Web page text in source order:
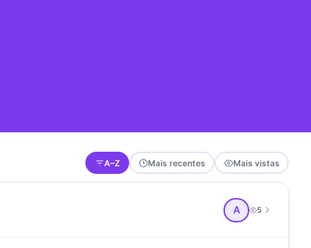
A–Z Mais recentes Mais vistas
A 5